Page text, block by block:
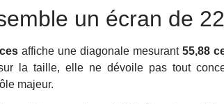
un écran de
affiche une diagonale mesurant55,88
la taille, elle ne dévoile pas tout
majeur.